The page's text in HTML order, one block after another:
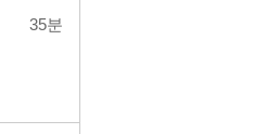
35분